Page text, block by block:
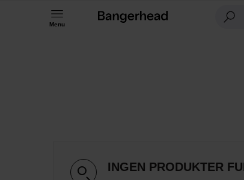
Menu
INGEN PRODUKTER